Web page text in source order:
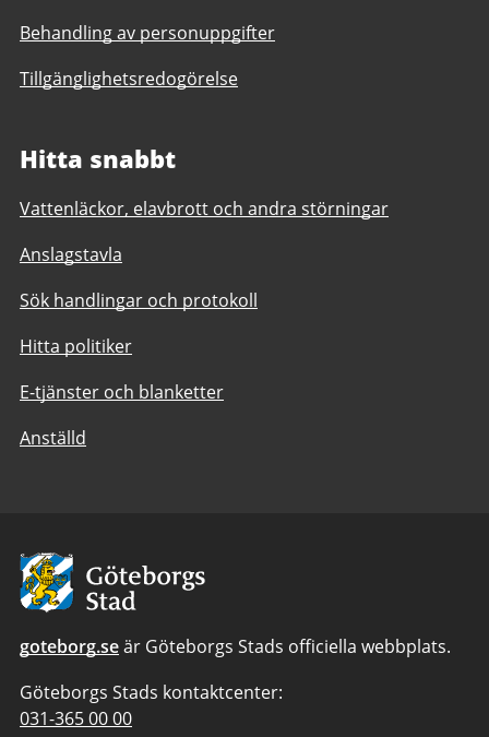
Behandling av personuppgifter
Tillgänglighetsredogörelse
Hitta snabbt
Vattenläckor, elavbrott och andra störningar
Anslagstavla
Sök handlingar och protokoll
Hitta politiker
E-tjänster och blanketter
Anställd
Avsändare:
Göteborgs
Stad
goteborg.seär Göteborgs Stads officiella webbplats.
Göteborgs Stads kontaktcenter:
Telefonnummer
031-365 00 00